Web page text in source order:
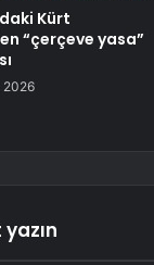
Kürt
“çerçeve yasa”
2026
yazın